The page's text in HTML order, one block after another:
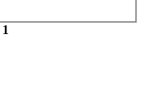
1